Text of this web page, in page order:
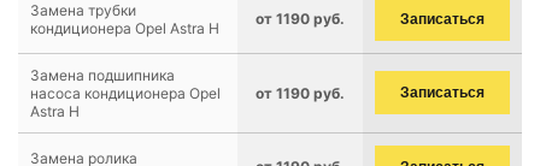
Замена трубки
кондиционера Opel Astra H
от 1190 руб. Записаться
Замена подшипника
насоса кондиционера Opel
Astra H
от 1190 руб. Записаться
Замена ролика